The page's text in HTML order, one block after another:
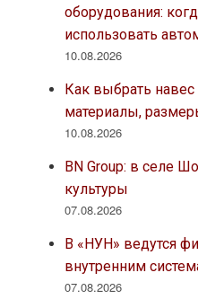
оборудования:
использовать
10.08.2026
Как выбрать
материалы,
10.08.2026
BN Group: в селе
культуры
07.08.2026
В «НУН» ведутся
внутренним
07.08.2026